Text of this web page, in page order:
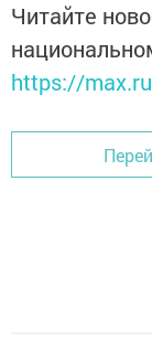
Читайте
https://